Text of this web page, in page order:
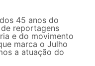
45 anos do
de reportagens
e do movimento
marca o Julho
a atuação do